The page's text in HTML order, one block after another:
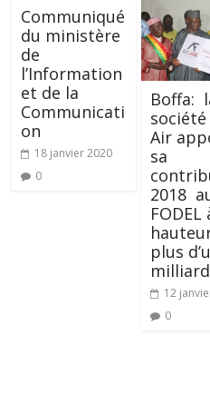
Communiqué
du ministère
de
l’Information
et de la
Communicati
on
18 janvier 2020
0
Boffa:
société
Air
sa
2018
FODEL
plus
12
0